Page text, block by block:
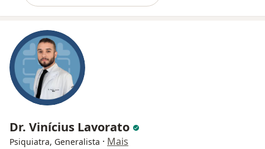
Dr. Vinícius Lavorato
Psiquiatra, Generalista · Mais